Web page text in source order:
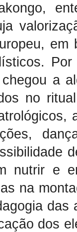
a
no
nutrir e
na
dos